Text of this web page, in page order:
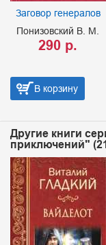
Заговор генералов
Понизовский В. М.
290 р.
В корзину
Другие книги
приключений"